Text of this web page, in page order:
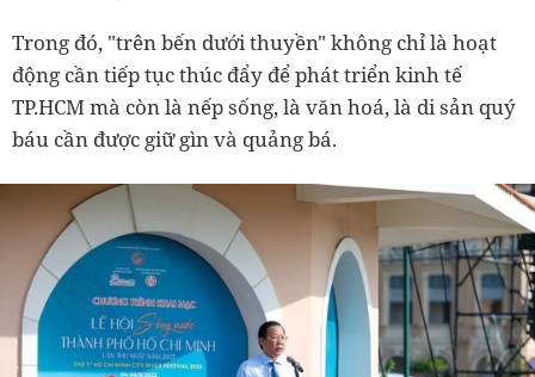
Trong đó, "trên bến dưới thuyền" không chỉ là hoạt
động cần tiếp tục thúc đẩy để phát triển kinh tế
TP.HCM mà còn là nếp sống, là văn hoá, là di sản quý
báu cần được giữ gìn và quảng bá.